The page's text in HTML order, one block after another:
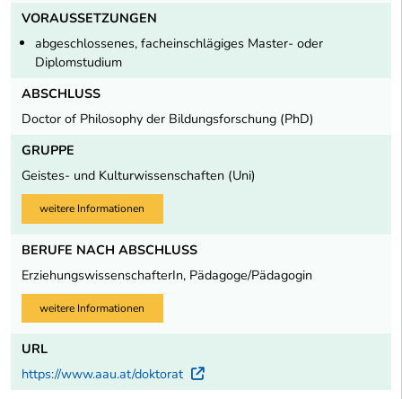
VORAUSSETZUNGEN
abgeschlossenes, facheinschlägiges Master- oder
Diplomstudium
ABSCHLUSS
Doctor of Philosophy der Bildungsforschung (PhD)
GRUPPE
Geistes- und Kulturwissenschaften (Uni)
weitere Informationen
BERUFE NACH ABSCHLUSS
ErziehungswissenschafterIn, Pädagoge/Pädagogin
weitere Informationen
URL
https://www.aau.at/doktorat
Externer Link